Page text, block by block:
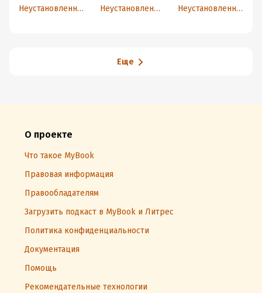
Неустановленный автор
Неустановленный автор
Неустановленный автор
Еще
О проекте
Что такое MyBook
Правовая информация
Правообладателям
Загрузить подкаст в MyBook и Литрес
Политика конфиденциальности
Документация
Помощь
Рекомендательные технологии